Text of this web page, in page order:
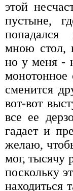
этой
пустыне,
попадался
мною стол,
но у меня -
монотонное
сменится
вот-вот
все ее
гадает и
желаю,
мог, тысячу
поскольку
находиться